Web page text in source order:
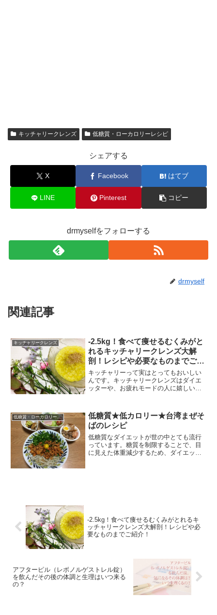
キッチャリークレンズ 低糖質・ローカロリーレシピ
シェアする
X Facebook はてブ
LINE Pinterest コピー
drmyselfをフォローする
drmyself
関連記事
キッチャリークレンズ
-2.5kg！食べて痩せるむくみがと
れるキッチャリークレンズ大解
剖！レシピや必要なものまでご紹
介！
キッチャリーって実はとってもおいしい
んです。キッチャリークレンズはダイエ
ッターや、お疲れモードの人に嬉しいリ
食べなから休ませる方法です。普段食事
の質に気をつけていない人...
低糖質・ローカロリーレシピ
低糖質★低カロリー★台湾まぜそ
ばのレシピ
低糖質なダイエットが世の中とても流行
っています。糖質を制限することで、目
に見えた体重減少するため、ダイエッタ
-2.5kg！食べて痩せるむくみがとれるキ
ッチャリークレンズ大解剖！レシピや必
要なものまでご紹介！
アフターピル（レボノルゲストレル錠）
を飲んだその後の体調と生理はいつ来る
の？